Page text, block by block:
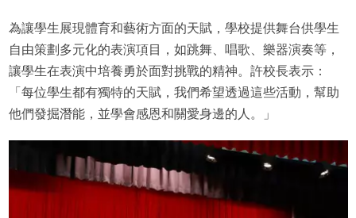
為讓學生展現體育和藝術方面的天賦，學校提供舞台供學生
自由策劃多元化的表演項目，如跳舞、唱歌、樂器演奏等，
讓學生在表演中培養勇於面對挑戰的精神。許校長表示：
「每位學生都有獨特的天賦，我們希望透過這些活動，幫助
他們發掘潛能，並學會感恩和關愛身邊的人。」